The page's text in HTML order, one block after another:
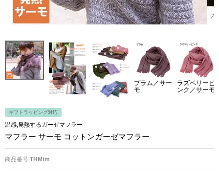
プラム／サー
モ
ラズベリーピ
ンク／サーモ
ギフトラッピング対応
温感,発熱するガーゼマフラー
マフラー サーモ コットンガーゼマフラー
商品番号 THMtm